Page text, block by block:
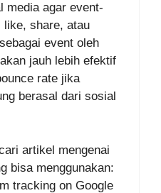
media agar event-
like, share, atau
event oleh
jauh lebih efektif
rate jika
berasal dari sosial
artikel mengenai
bisa menggunakan:
tracking on Google